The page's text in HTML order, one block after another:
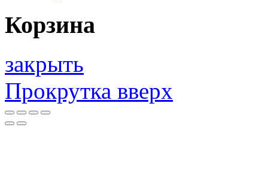
Корзина
закрыть
Прокрутка вверх